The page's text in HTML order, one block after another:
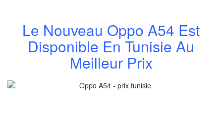
Le Nouveau Oppo A54 Est
Disponible En Tunisie Au
Meilleur Prix